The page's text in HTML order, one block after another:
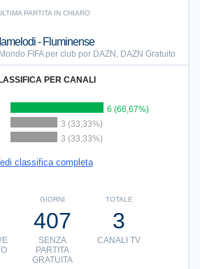
PARTITA IN CHIARO
- Fluminense
FIFA per club por DAZN, DAZN Gratuito
PER CANALI
6 (66,67%)
3 (33,33%)
3 (33,33%)
classifica completa
TOTALE
3
CANALI TV
GIORNI
407
SENZA
PARTITA
GRATUITA